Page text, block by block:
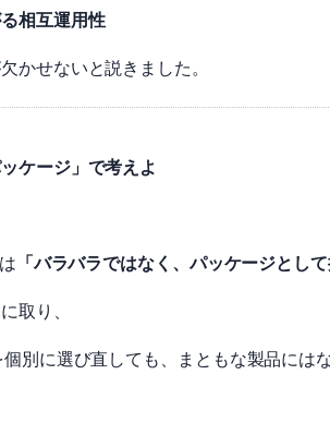
相互運用性
かせないと説きました。
ケージ」で考えよ
「バラバラではなく、パッケージとして
取り、
別に選び直しても、まともな製品には